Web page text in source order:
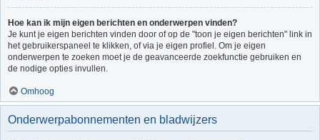
Hoe kan ik mijn eigen berichten en onderwerpen vinden?
Je kunt je eigen berichten vinden door of op de "toon je eigen berichten" link in
het gebruikerspaneel te klikken, of via je eigen profiel. Om je eigen
onderwerpen te zoeken moet je de geavanceerde zoekfunctie gebruiken en
de nodige opties invullen.
Omhoog
Onderwerpabonnementen en bladwijzers